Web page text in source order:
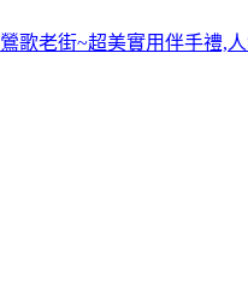
鶯歌老街~超美實用伴手禮,